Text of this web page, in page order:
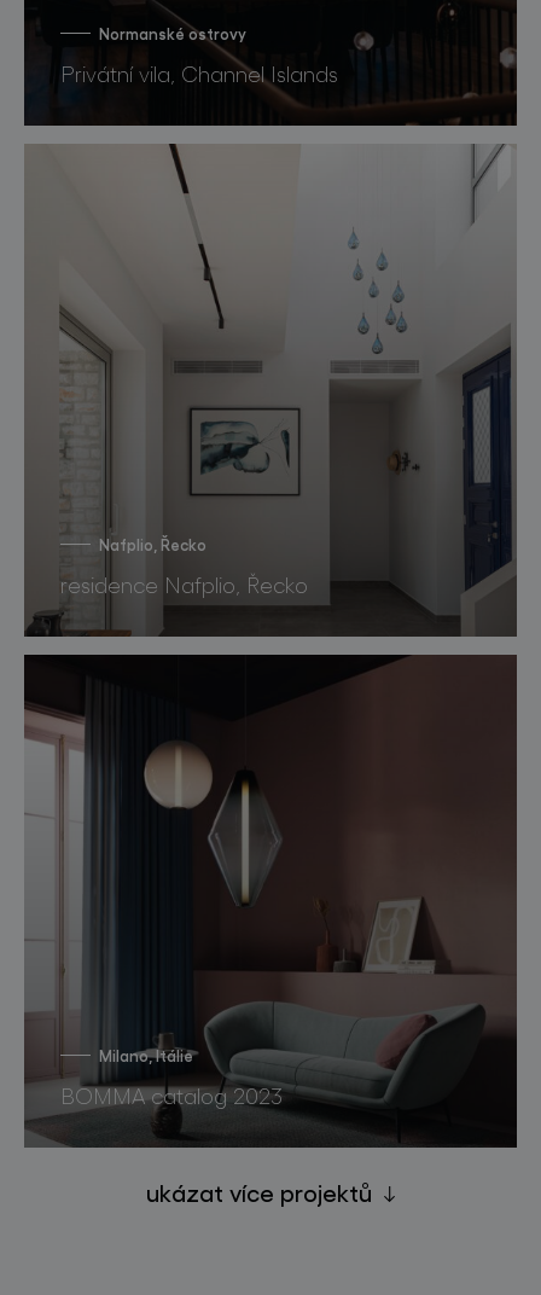
Normanské ostrovy
Privátní vila, Channel Islands
Nafplio, Řecko
residence Nafplio, Řecko
Milano, Itálie
BOMMA catalog 2023
ukázat více projektů